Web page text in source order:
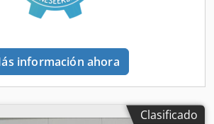
información ahora
Clasificado